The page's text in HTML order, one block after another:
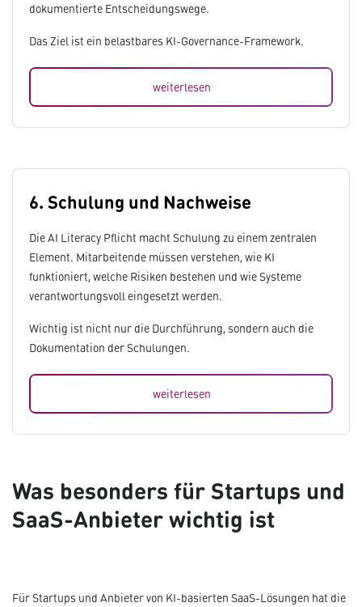
dokumentierte Entscheidungswege.
Das Ziel ist ein belastbares KI-Governance-Framework.
weiterlesen
6. Schulung und Nachweise
Die AI Literacy Pflicht macht Schulung zu einem zentralen
Element. Mitarbeitende müssen verstehen, wie KI
funktioniert, welche Risiken bestehen und wie Systeme
verantwortungsvoll eingesetzt werden.
Wichtig ist nicht nur die Durchführung, sondern auch die
Dokumentation der Schulungen.
weiterlesen
Was besonders für Startups und
SaaS-Anbieter wichtig ist
Für Startups und Anbieter von KI-basierten SaaS-Lösungen hat die